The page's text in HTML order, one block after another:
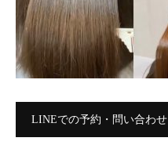
LINEでの予約・問い合わせ